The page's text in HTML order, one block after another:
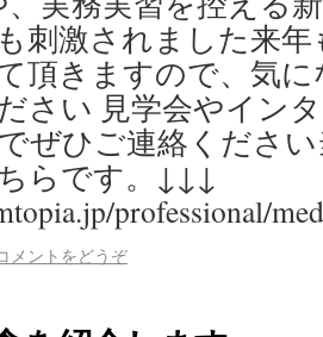
刺激されました来
頂きますので、気
さい 見学会やイン
ぜひご連絡くださ
らです。↓↓↓
professional/
メントをどうぞ